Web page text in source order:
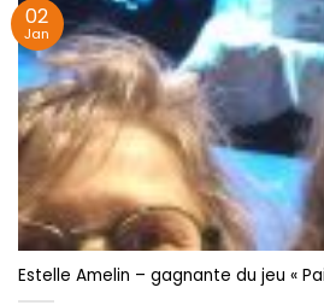
Estelle Amelin – gagnante du jeu «
02
Jan